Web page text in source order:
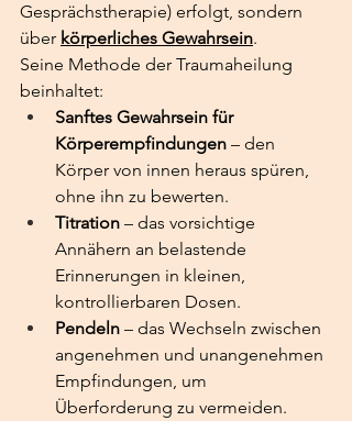
Gesprächstherapie) erfolgt, sondern
über körperliches Gewahrsein.
Seine Methode der Traumaheilung
beinhaltet:
Sanftes Gewahrsein für
Körperempfindungen – den
Körper von innen heraus spüren,
ohne ihn zu bewerten.
Titration – das vorsichtige
Annähern an belastende
Erinnerungen in kleinen,
kontrollierbaren Dosen.
Pendeln – das Wechseln zwischen
angenehmen und unangenehmen
Empfindungen, um
Überforderung zu vermeiden.